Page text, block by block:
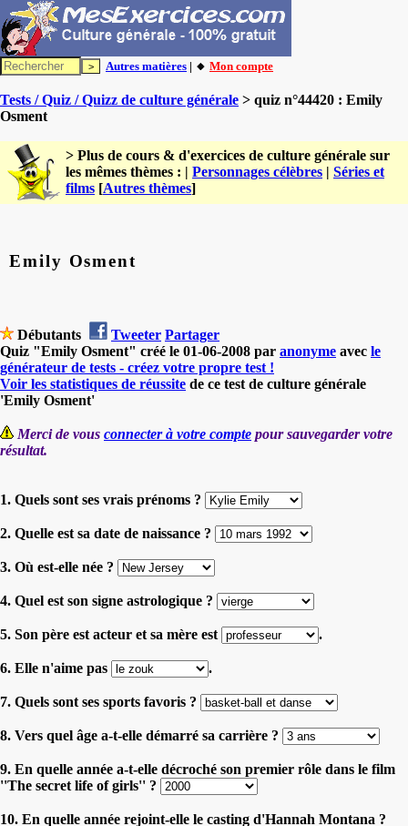
Autres matières | 🔸 Mon compte
Tests / Quiz / Quizz de culture générale > quiz n°44420 : Emily
Osment
> Plus de cours & d'exercices de culture générale sur
les mêmes thèmes : | Personnages célèbres | Séries et
films [Autres thèmes]
Emily Osment
Débutants Tweeter Partager
Quiz "Emily Osment" créé le 01-06-2008 par anonyme avec le
générateur de tests - créez votre propre test !
Voir les statistiques de réussite de ce test de culture générale
'Emily Osment'
Merci de vous connecter à votre compte pour sauvegarder votre
résultat.
1. Quels sont ses vrais prénoms ?
2. Quelle est sa date de naissance ?
3. Où est-elle née ?
4. Quel est son signe astrologique ?
5. Son père est acteur et sa mère est .
6. Elle n'aime pas .
7. Quels sont ses sports favoris ?
8. Vers quel âge a-t-elle démarré sa carrière ?
9. En quelle année a-t-elle décroché son premier rôle dans le film
''The secret life of girls'' ?
10. En quelle année rejoint-elle le casting d'Hannah Montana ?